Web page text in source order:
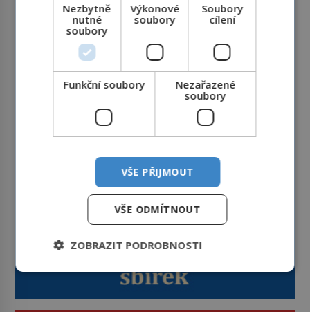
Nezbytně
nutné
soubory
Výkonové
soubory
Soubory
cílení
Funkční soubory
Nezařazené
soubory
VŠE PŘIJMOUT
VŠE ODMÍTNOUT
ZOBRAZIT PODROBNOSTI